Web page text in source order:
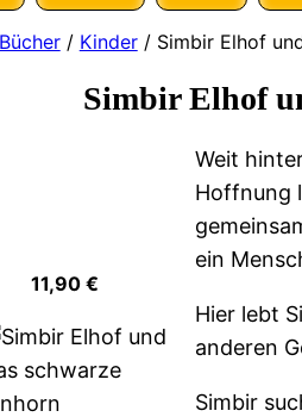
Bücher/ Kinder/ Simbir Elhof
Simbir Elhof
11,90 €
Weit
Hoffnung
ein
Hier lebt
anderen
Simbir